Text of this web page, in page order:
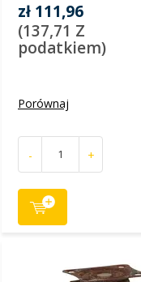
zł 111,96
(137,71 Z
podatkiem)
Porównaj
- +